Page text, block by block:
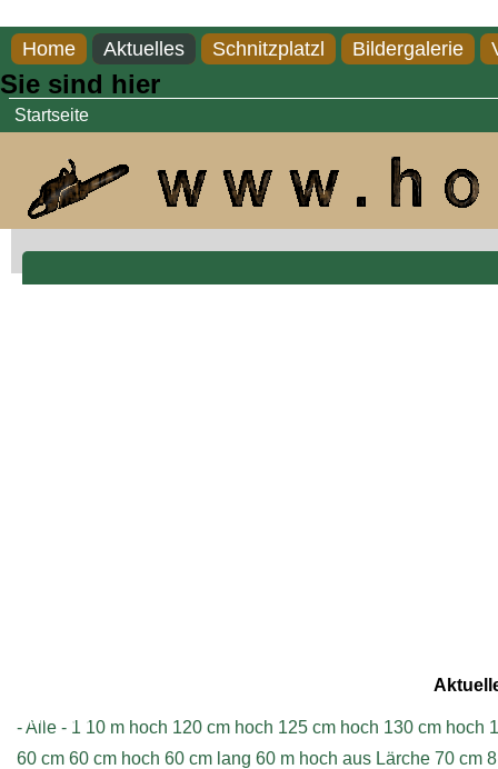
Home Aktuelles Schnitzplatzl Bildergalerie
Sie sind hier
Startseite
- Alle - 1 10 m hoch 120 cm hoch 125 cm hoch 130 cm hoch
60 cm 60 cm hoch 60 cm lang 60 m hoch aus Lärche 70 cm
Impressum